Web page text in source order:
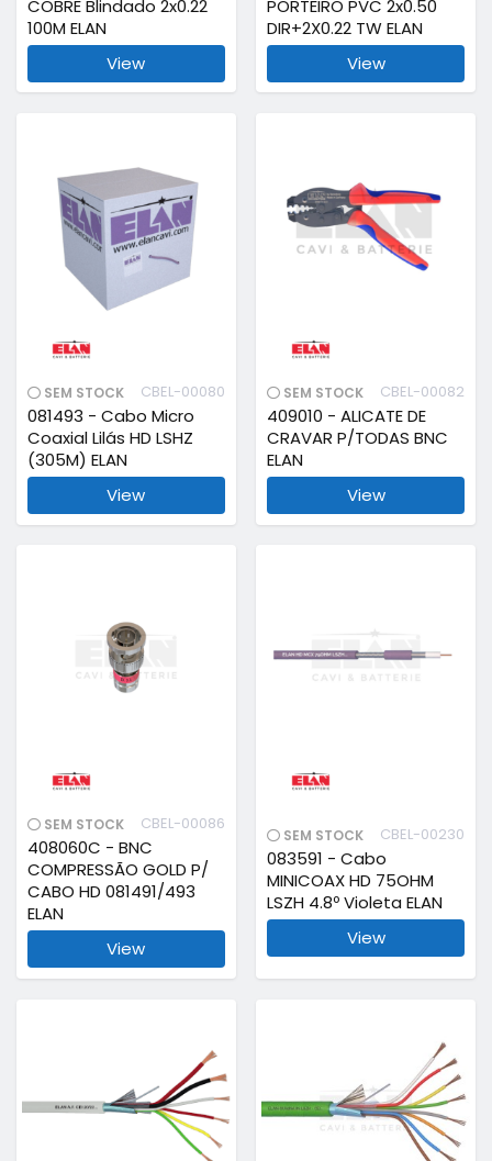
COBRE Blindado 2x0.22
100M ELAN
View
PORTEIRO PVC 2x0.50
DIR+2X0.22 TW ELAN
View
SEM STOCK CBEL-00080
081493 - Cabo Micro
Coaxial Lilás HD LSHZ
(305M) ELAN
View
SEM STOCK CBEL-00082
409010 - ALICATE DE
CRAVAR P/TODAS BNC
ELAN
View
SEM STOCK CBEL-00086
408060C - BNC
COMPRESSÃO GOLD P/
CABO HD 081491/493
ELAN
View
SEM STOCK CBEL-00230
083591 - Cabo
MINICOAX HD 75OHM
LSZH 4.8º Violeta ELAN
View